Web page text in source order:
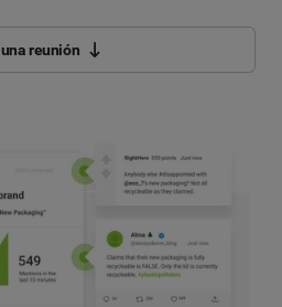
reunión